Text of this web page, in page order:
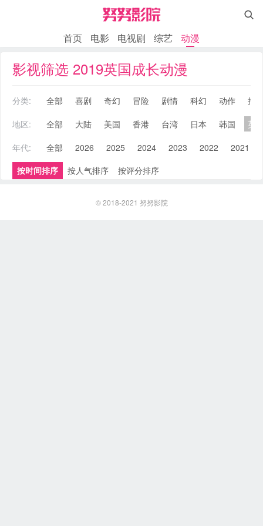

首页 电影 电视剧 综艺 动漫
影视筛选 2019英国成长动漫
分类: 全部 喜剧 奇幻 冒险 剧情 科幻 动作
搞
地区:
全部 大陆 美国 香港 台湾 日本 韩国
英
年代:
全部 2026 2025 2024 2023 2022 2021
按时间排序
按人气排序 按评分排序
© 2018-2021 努努影院